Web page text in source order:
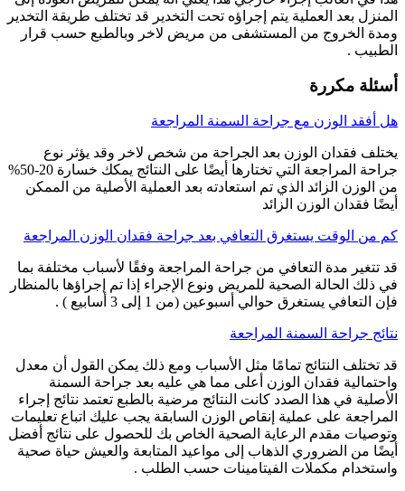
المنزل بعد العملية يتم إجراؤه تحت التخدير قد تختلف طريقة التخدير
ومدة الخروج من المستشفى من مريض لاخر وبالطبع حسب قرار
الطبيب .
أسئلة مكررة
هل أفقد الوزن مع جراحة السمنة المراجعة
يختلف فقدان الوزن بعد الجراحة من شخص لاخر وقد يؤثر نوع
جراحة المراجعة التي تختارها أيضًا على النتائج يمكك خسارة 20-50%
من الوزن الزائد الذي تم استعادته بعد العملية الأصلية من الممكن
أيضًا فقدان الوزن الزائد
كم من الوقت يستغرق التعافي بعد جراحة فقدان الوزن المراجعة
قد تتغير مدة التعافي من جراحة المراجعة وفقًا لأسباب مختلفة بما
في ذلك الحالة الصحية للمريض ونوع الإجراء إذا تم إجراؤها بالمنظار
فإن التعافي يستغرق حوالي أسبوعين (من 1 إلى 3 أسابيع ) .
نتائج جراحة السمنة المراجعة
قد تختلف النتائج تمامًا مثل الأسباب ومع ذلك يمكن القول أن معدل
واحتمالية فقدان الوزن أعلى مما هي عليه بعد جراحة السمنة
الأصلية في هذا الصدد كانت النتائج مرضية بالطبع تعتمد نتائج إجراء
المراجعة على عملية إنقاص الوزن السابقة يجب عليك اتباع تعليمات
وتوصيات مقدم الرعاية الصحية الخاص بك للحصول على نتائج أفضل
أيضًا من الضروري الذهاب إلى مواعيد المتابعة والعيش حياة صحية
واستخدام مكملات الفيتامينات حسب الطلب .